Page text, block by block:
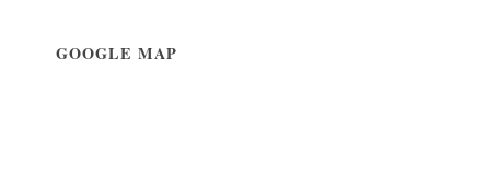
GOOGLE MAP